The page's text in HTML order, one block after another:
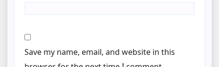
Save my name, email, and website in this